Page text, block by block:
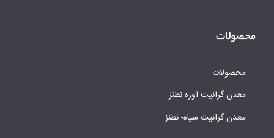
محصولات
محصولات
معدن گرانیت اوره-نطنز
معدن گرانیت سیاه- نطنز